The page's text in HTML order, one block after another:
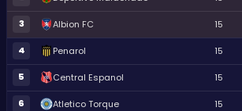
3 Albion FC 15
4 Penarol 15
5 Central Espanol 15
6 Atletico Torque 15